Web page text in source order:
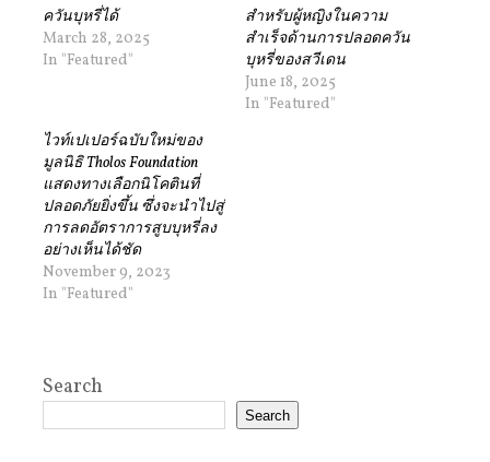
ควันบุหรี่ได้
March 28, 2025
In "Featured"
สำหรับผู้หญิงในความ
สำเร็จด้านการปลอดควัน
บุหรี่ของสวีเดน
June 18, 2025
In "Featured"
ไวท์เปเปอร์ฉบับใหม่ของ
มูลนิธิ Tholos Foundation
แสดงทางเลือกนิโคตินที่
ปลอดภัยยิ่งขึ้น ซึ่งจะนำไปสู่
การลดอัตราการสูบบุหรี่ลง
อย่างเห็นได้ชัด
November 9, 2023
In "Featured"
Search
Search